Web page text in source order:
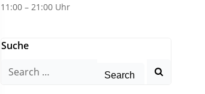
11:00 – 21:00 Uhr
Suche
Search